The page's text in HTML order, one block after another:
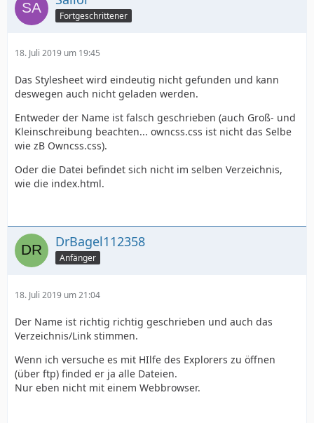
Fortgeschrittener
18. Juli 2019 um 19:45
Das Stylesheet wird eindeutig nicht gefunden und kann
deswegen auch nicht geladen werden.
Entweder der Name ist falsch geschrieben (auch Groß- und
Kleinschreibung beachten... owncss.css ist nicht das Selbe
wie zB Owncss.css).
Oder die Datei befindet sich nicht im selben Verzeichnis,
wie die index.html.
DrBagel112358
Anfänger
18. Juli 2019 um 21:04
Der Name ist richtig richtig geschrieben und auch das
Verzeichnis/Link stimmen.
Wenn ich versuche es mit HIlfe des Explorers zu öffnen
(über ftp) finded er ja alle Dateien.
Nur eben nicht mit einem Webbrowser.